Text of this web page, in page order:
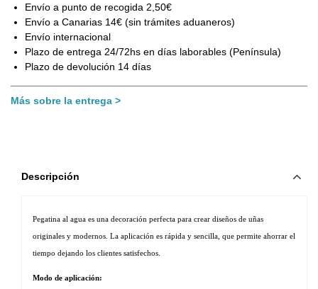
Envío a punto de recogida 2,50€
Envío a Canarias 14€ (sin trámites aduaneros)
Envío internacional
Plazo de entrega 24/72hs en días laborables (Península)
Plazo de devolución 14 días
Más sobre la entrega
Descripción
Pegatina al agua es una decoración perfecta para crear diseños de uñas
originales y modernos. La aplicación es rápida y sencilla, que permite ahorrar el
tiempo dejando los clientes satisfechos.
Modo de aplicación: